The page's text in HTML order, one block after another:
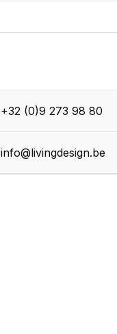
+32 (0)9 273 98 80
info@livingdesign.be